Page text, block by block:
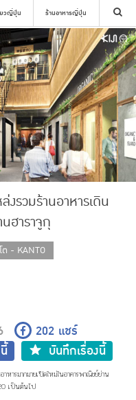
วญี่ปุ่น ร้านอาหารญี่ปุ่น
202 แชร์
บันทึกเรื่องนี้
รวมร้านอาหารเดิน
ฮาราจูกุ
ต - KANTO
หารมากมายเปิดใหม่ในอาคารพาณิชย์ย่าน
เป็นต้นไป